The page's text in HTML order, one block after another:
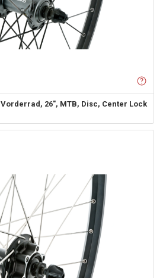
Vorderrad, 26", MTB, Disc, Center Lock